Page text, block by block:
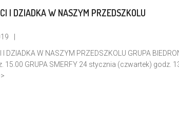
I DZIADKA W NASZYM PRZEDSZKOLU
I DZIADKA W NASZYM PRZEDSZKOLU GRUPA
15.00 GRUPA SMERFY 24 stycznia (czwartek) godz.